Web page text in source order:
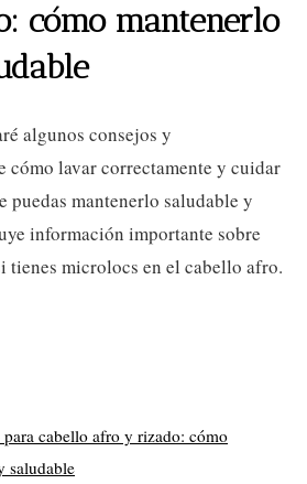
cómo mantenerlo
algunos consejos y
cómo lavar correctamente y cuidar
puedas mantenerlo saludable y
información importante sobre
tienes microlocs en el cabello afro.
cabello afro y rizado: cómo
saludable